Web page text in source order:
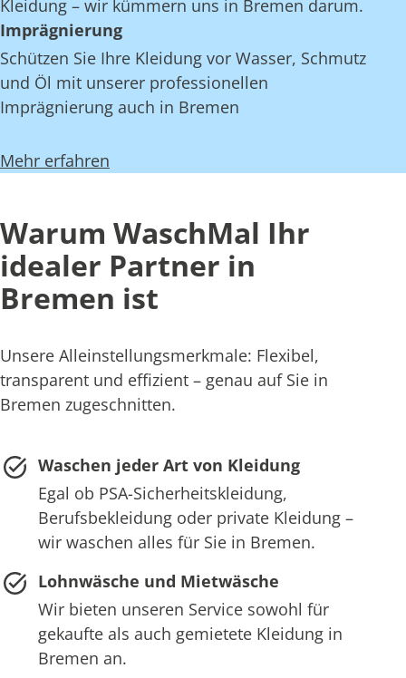
Kleidung – wir kümmern uns in Bremen darum.
Imprägnierung
Schützen Sie Ihre Kleidung vor Wasser, Schmutz
und Öl mit unserer professionellen
Imprägnierung auch in Bremen
Mehr erfahren
Warum WaschMal Ihr
idealer Partner in
Bremen ist
Unsere Alleinstellungsmerkmale: Flexibel,
transparent und effizient – genau auf Sie in
Bremen zugeschnitten.
Waschen jeder Art von Kleidung
Egal ob PSA-Sicherheitskleidung,
Berufsbekleidung oder private Kleidung –
wir waschen alles für Sie in Bremen.
Lohnwäsche und Mietwäsche
Wir bieten unseren Service sowohl für
gekaufte als auch gemietete Kleidung in
Bremen an.